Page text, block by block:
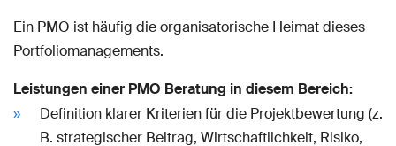
Ein PMO ist häufig die organisatorische Heimat dieses
Portfoliomanagements.
Leistungen einer PMO Beratung in diesem Bereich:
Definition klarer Kriterien für die Projektbewertung (z.
B. strategischer Beitrag, Wirtschaftlichkeit, Risiko,